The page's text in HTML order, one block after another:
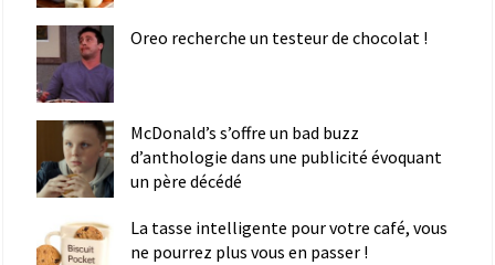
Oreo recherche un testeur de chocolat !
McDonald’s s’offre un bad buzz
d’anthologie dans une publicité évoquant
un père décédé
La tasse intelligente pour votre café, vous
ne pourrez plus vous en passer !